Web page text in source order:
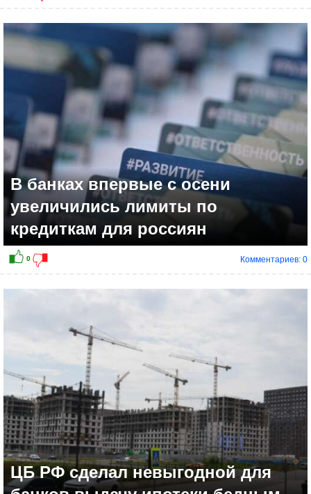
В банках впервые с осени
увеличились лимиты по
кредиткам для россиян
Комментариев: 0
ЦБ РФ сделал невыгодной для